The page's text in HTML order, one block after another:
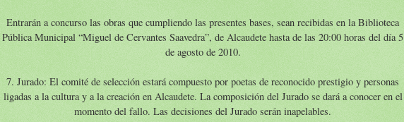
Entrarán a concurso las obras que cumpliendo las presentes bases, sean recibidas en la Biblioteca
Pública Municipal “Miguel de Cervantes Saavedra”, de Alcaudete hasta de las 20:00 horas del día 5
de agosto de 2010.
7. Jurado: El comité de selección estará compuesto por poetas de reconocido prestigio y personas
ligadas a la cultura y a la creación en Alcaudete. La composición del Jurado se dará a conocer en el
momento del fallo. Las decisiones del Jurado serán inapelables.